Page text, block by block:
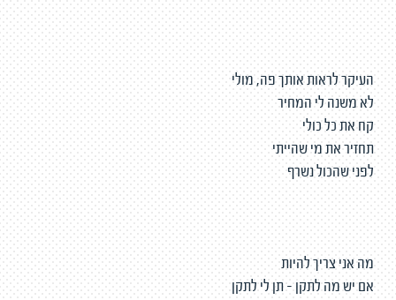
העיקר לראות אותך פה, מולי
לא משנה לי המחיר
קח את כל כולי
תחזיר את מי שהייתי
לפני שהכול נשרף
מה אני צריך להיות
אם יש מה לתקן – תן לי לתקן